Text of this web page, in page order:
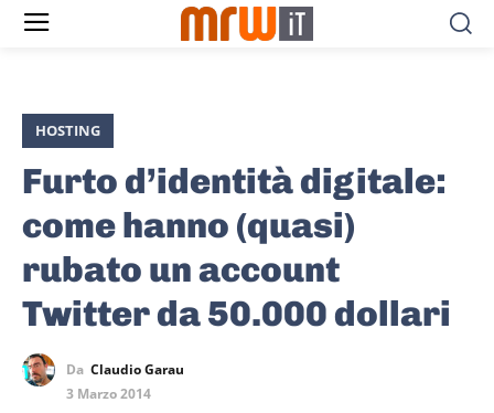
HOSTING
Furto d’identità digitale:
come hanno (quasi)
rubato un account
Twitter da 50.000 dollari
Da Claudio Garau
3 Marzo 2014